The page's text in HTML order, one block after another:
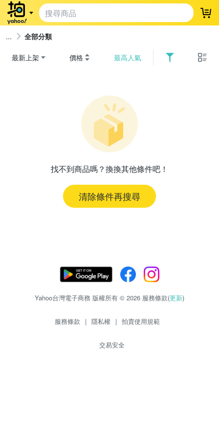
登
全部分類
最新上架 價格 最高人氣
找不到商品嗎？換換其他條件吧！
清除條件再搜尋
Yahoo台灣電子商務 版權所有 © 2026 服務條款(更新)
服務條款 | 隱私權 | 拍賣使用規範
交易安全